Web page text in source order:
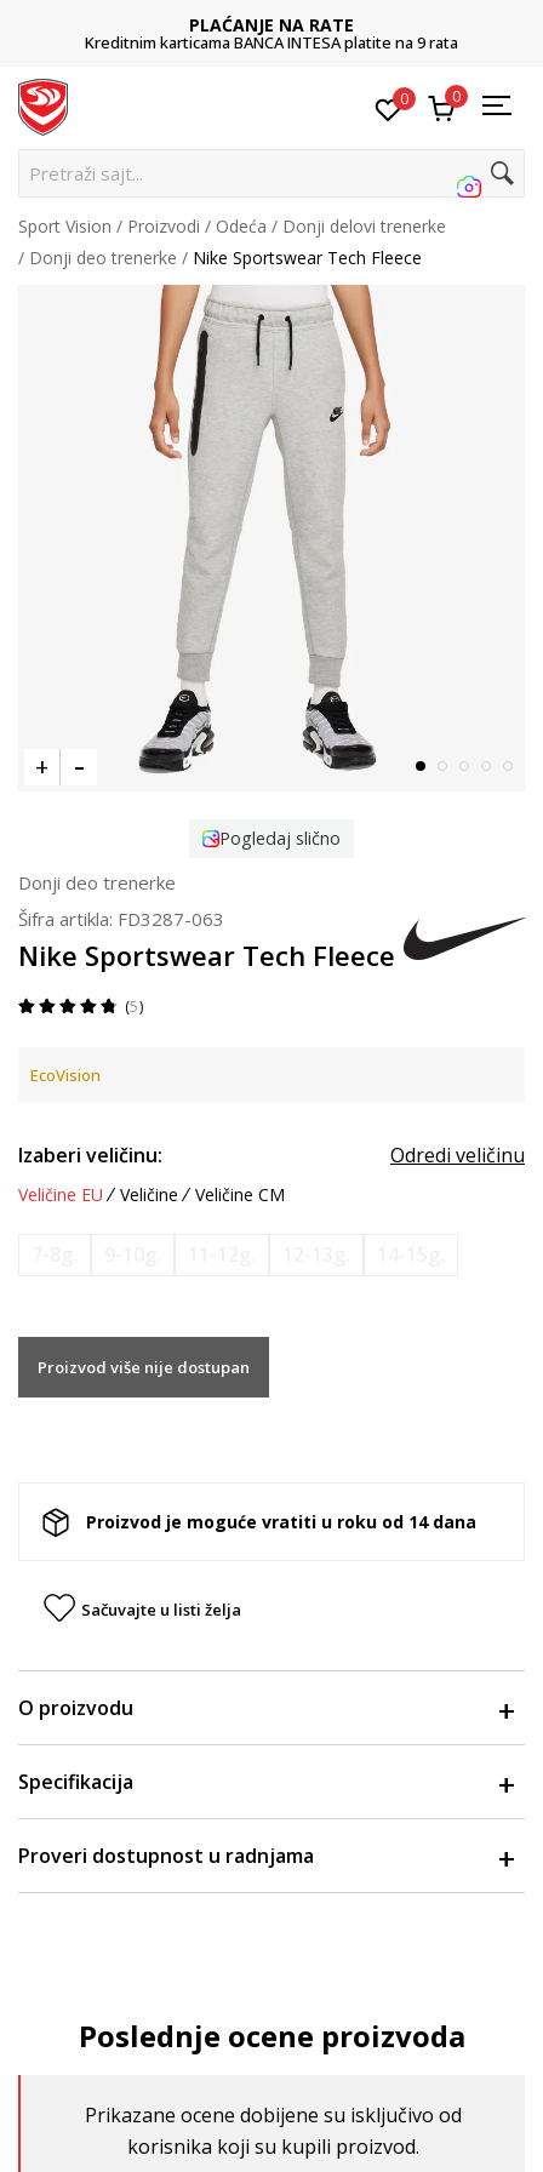
PLAĆANJE NA RATE
Kreditnim karticama BANCA INTESA platite na 9 rata
0 0
P
Sport Vision Proizvodi Odeća
Donji delovi trenerke
Donji deo trenerke
Nike Sportswear Tech Fleece
Pogledaj slično
Donji deo trenerke
Šifra artikla: FD3287-063
Nike Sportswear Tech Fleece
5
EcoVision
Izaberi veličinu: Odredi veličinu
Veličine EU Veličine Veličine CM
Proizvod više nije dostupan
Proizvod je moguće vratiti u roku od 14 dana
Sačuvajte u listi želja
O proizvodu
Specifikacija
Proveri dostupnost u radnjama
Poslednje ocene proizvoda
Prikazane ocene dobijene su isključivo od
korisnika koji su kupili proizvod.